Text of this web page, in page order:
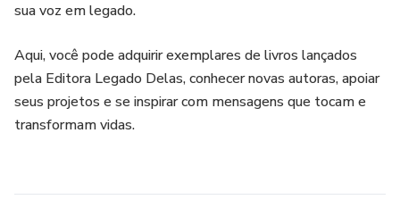
sua voz em legado.
Aqui, você pode adquirir exemplares de livros lançados
pela Editora Legado Delas, conhecer novas autoras, apoiar
seus projetos e se inspirar com mensagens que tocam e
transformam vidas.